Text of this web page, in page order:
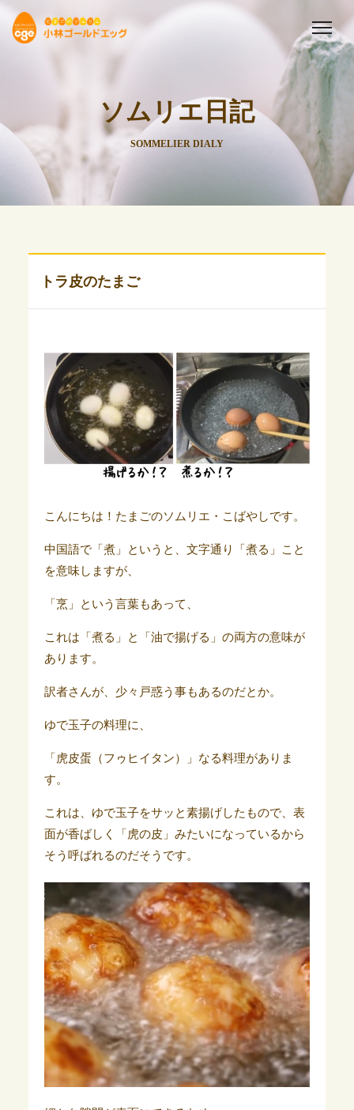
ソムリエ日記
SOMMELIER DIALY
トラ皮のたまご
こんにちは！たまごのソムリエ・こばやしです。
中国語で「煮」というと、文字通り「煮る」こと
を意味しますが、
「烹」という言葉もあって、
これは「煮る」と「油で揚げる」の両方の意味が
あります。
訳者さんが、少々戸惑う事もあるのだとか。
ゆで玉子の料理に、
「虎皮蛋（フゥヒイタン）」なる料理がありま
す。
これは、ゆで玉子をサッと素揚げしたもので、表
面が香ばしく「虎の皮」みたいになっているから
そう呼ばれるのだそうです。